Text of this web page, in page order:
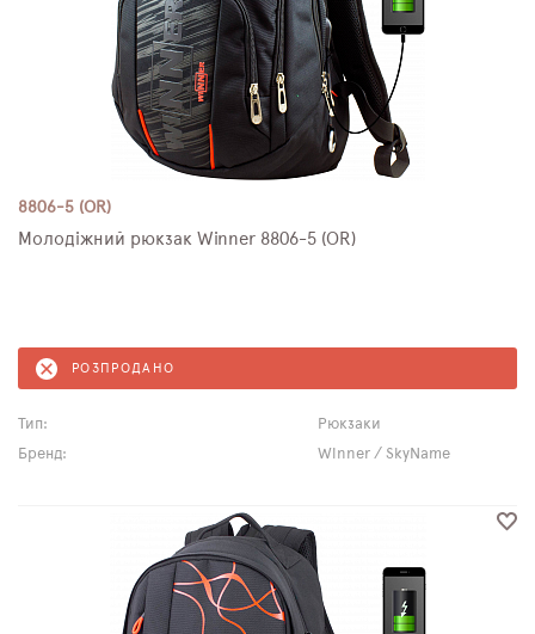
8806-5 (OR)
Молодіжний рюкзак Winner 8806-5 (OR)
РОЗПРОДАНО
Тип:
Рюкзаки
Бренд:
Winner / SkyName